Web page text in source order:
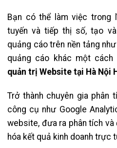
Bạn có thể làm việc trong
tuyến và tiếp thị số, tạo
quảng cáo trên nền tảng
quảng cáo khác một
quản trị Website tại Hà Nội
Trở thành chuyên gia phân
công cụ như Google
website, đưa ra phân tích
hóa kết quả kinh doanh trực